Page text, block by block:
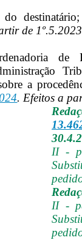
destinatário;
de
de
a
. Efeitos a
II -
II -